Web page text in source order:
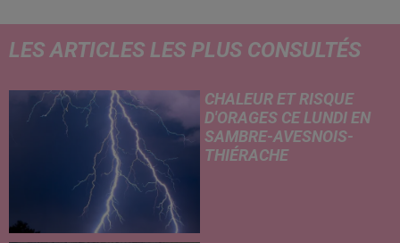
LES ARTICLES LES PLUS CONSULTÉS
CHALEUR ET RISQUE
D'ORAGES CE LUNDI EN
SAMBRE-AVESNOIS-
THIÉRACHE